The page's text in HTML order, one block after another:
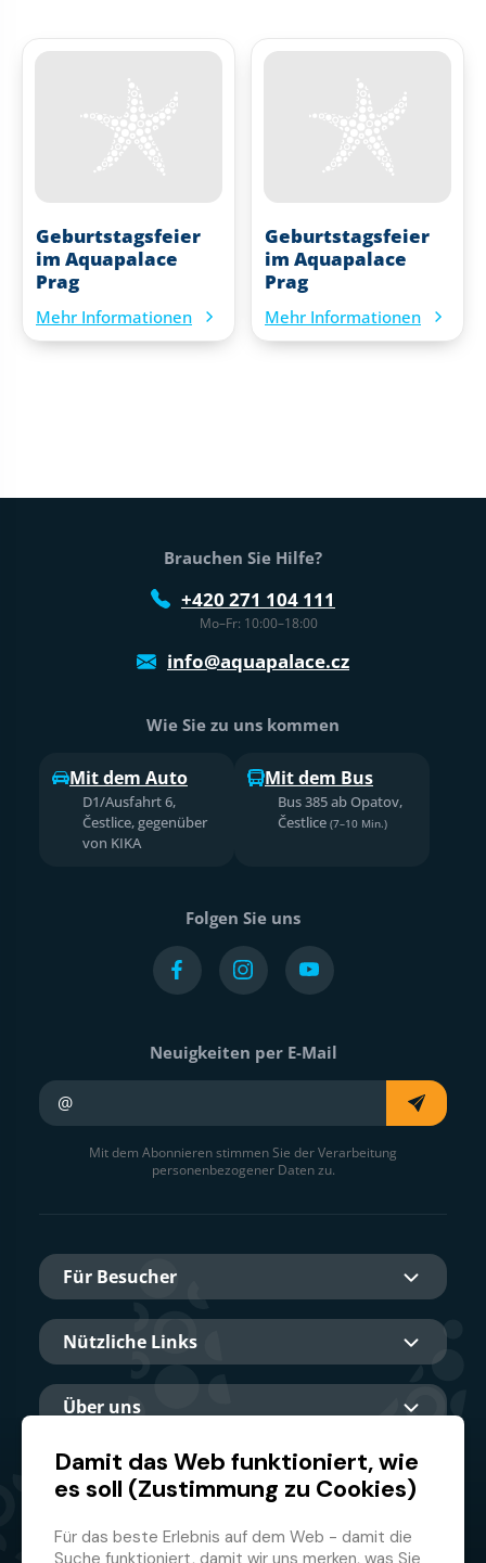
Geburtstagsfeier
im Aquapalace
Prag
Mehr Informationen
Geburtstagsfeier
im Aquapalace
Prag
Mehr Informationen
Fußtext der Website
Brauchen Sie Hilfe?
+420 271 104 111
Mo–Fr: 10:00–18:00
info@aquapalace.cz
Wie Sie zu uns kommen
Mit dem Auto
D1/Ausfahrt 6,
Čestlice, gegenüber
von KIKA
Mit dem Bus
Bus 385 ab Opatov,
Čestlice (7–10 Min.)
Folgen Sie uns
Neuigkeiten per E-Mail
Mit dem Abonnieren stimmen Sie der Verarbeitung
personenbezogener Daten zu.
Für Besucher
Nützliche Links
Über uns
Hauptpartner
Damit das Web funktioniert, wie
es soll (Zustimmung zu Cookies)
Für das beste Erlebnis auf dem Web - damit die
Suche funktioniert, damit wir uns merken, was Sie